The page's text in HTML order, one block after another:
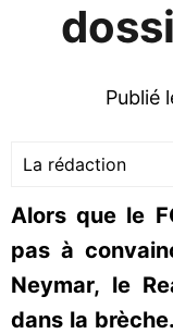
Publié
La rédaction
Alors que le
pas à
Neymar, le
dans la